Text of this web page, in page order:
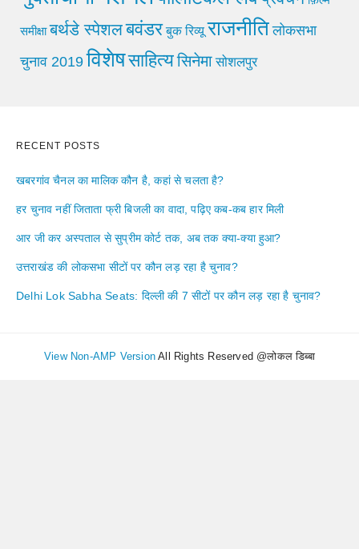
समीक्षा बर्थडे स्पेशलबवंडर बुक रिव्यू राजनीति लोकसभा
चुनाव 2019 विशेषसाहित्यसिनेमा सोशलपुर
RECENT POSTS
खबरगांव चैनल का मालिक कौन है, कहां से चलता है?
हर चुनाव नहीं जिताता फ्री बिजली का वादा, पढ़िए कब-कब हार मिली
आर जी कर अस्पताल से सुप्रीम कोर्ट तक, अब तक क्या-क्या हुआ?
उत्तराखंड की लोकसभा सीटों पर कौन लड़ रहा है चुनाव?
Delhi Lok Sabha Seats: दिल्ली की 7 सीटों पर कौन लड़ रहा है चुनाव?
View Non-AMP Version All Rights Reserved @लोकल डिब्बा